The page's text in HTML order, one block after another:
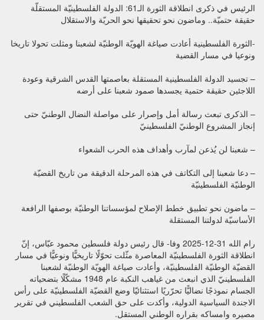
الرئيس في ذكرى انطلاقة الثورة الـ61: الدولة الفلسطينيّة المستقلّة
حقيقة حتميّة.. وماضون نحو تحقيقها نحو الحريّة والاستقلال
-الثورة الفلسطينية أعادت صياغة الهويّة الوطنيّة لشعبنا ومثلت تحولا تاريخا
ونوعيا في مسار القضية
– تجسيد الدولة الفلسطينية المستقلة بعاصمتها القدس الشرقية وعودة
اللاجئين حقيقة حتمية يجسدها صمود شعبنا على أرضه
– الذكرى تبعث رسالة أمل وإصرار على مواصلة النضال الوطنيّ حتى
إنجاز المشروع الوطنيّ الفلسطينيّ
– شعبنا لن يُذعن لمآرب وأهداف هذه الحرب الشعواء
– دعا شعبنا إلى التكاتف في هذه المرحلة الدقيقة من تاريخ القضيّة
الوطنيّة الفلسطينيّة
– ماضون نحو تطبيق خطط الإصلاح لمؤسساتنا الوطنيّة بوصفها الرافعة
الأساسيّة لدولتنا المستقلة
رام الله 31-12-2025 وفا- قال رئيس دولة فلسطين محمود عبّاس، إنّ
انطلاقة الثورة الفلسطينيّة المعاصرة مثّلت تحوّلًا تاريخيًّا ونوعيًّا في مسار
القضيّة الوطنيّة الفلسطينيّة، وأعادت صياغة الهويّة الوطنيّة لشعبنا
الفلسطينيّ الذي انبعث من غياهب النكبة عام 1948 مشكّلًا بتضحياته
الجسام نموذجًا نضاليًّا تحرّريًا استثنائيّا وضع القضيّة الفلسطينيّة على رأس
الاجندة السياسية الدولية، وأكدت على حق الشعب الفلسطيني في تقرير
مصيره وامساكه بقراره الوطني المستقل.